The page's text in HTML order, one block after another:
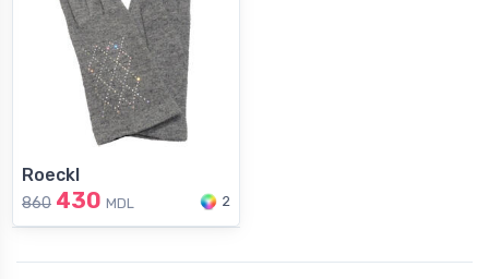
Roeckl
860 430 MDL 2